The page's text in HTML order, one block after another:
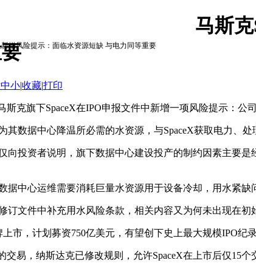
增风险提示：面临水资源短缺 与电力同等重要
马斯
中小|收藏|打印
克旗下SpaceX在IPO申报文件中新增一项风险提示：公
数据中心降温所必需的水资源，与SpaceX获取电力、处
投资者说明，旗下数据中心建设投产的制约因素主要
中心运维需要消耗巨量水资源用于设备冷却，用水紧缺
文件中补充用水风险条款，相关内容又为何未出现在初
，计划募资750亿美元，有望创下史上最大规模IPO纪录
，纳斯达克已修改规则，允许SpaceX在上市后仅15个